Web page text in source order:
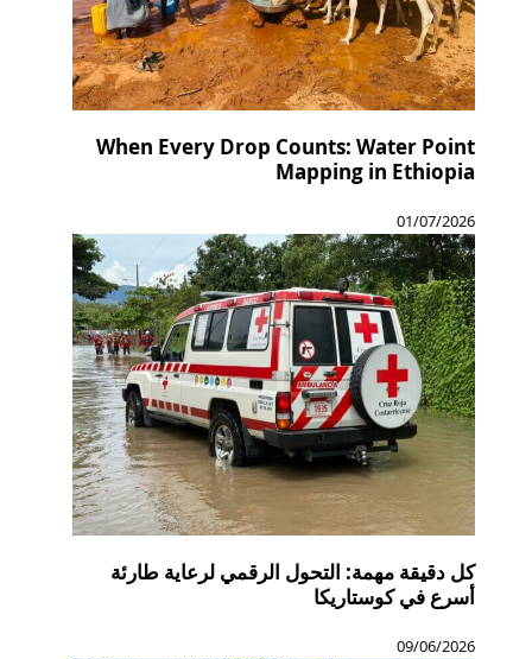
When Every Drop Counts: Water Point
Mapping in Ethiopia
01/07/2026
كل دقيقة مهمة: التحول الرقمي لرعاية طارئة
أسرع في كوستاريكا
09/06/2026